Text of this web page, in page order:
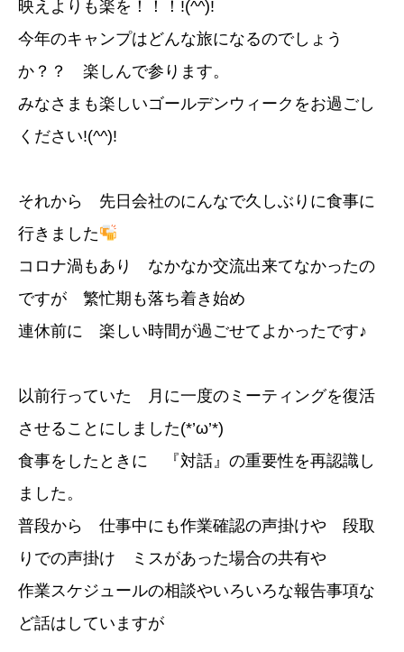
映えよりも楽を！！！!(^^)!
今年のキャンプはどんな旅になるのでしょう
か？？ 楽しんで参ります。
みなさまも楽しいゴールデンウィークをお過ごし
ください!(^^)!
それから 先日会社のにんなで久しぶりに食事に
行きました
コロナ渦もあり なかなか交流出来てなかったの
ですが 繁忙期も落ち着き始め
連休前に 楽しい時間が過ごせてよかったです♪
以前行っていた 月に一度のミーティングを復活
させることにしました(*’ω’*)
食事をしたときに 『対話』の重要性を再認識し
ました。
普段から 仕事中にも作業確認の声掛けや 段取
りでの声掛け ミスがあった場合の共有や
作業スケジュールの相談やいろいろな報告事項な
ど話はしていますが